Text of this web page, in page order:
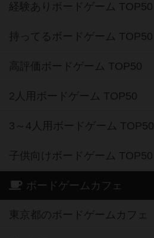
経験ありボードゲーム TOP50
持ってるボードゲーム TOP50
高評価ボードゲーム TOP50
2人用ボードゲーム TOP50
3～4人用ボードゲーム TOP50
子供向けボードゲーム TOP50
ボードゲームカフェ
東京都のボードゲームカフェ